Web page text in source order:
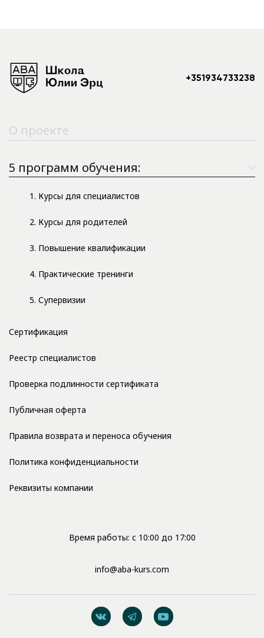
+351934733238
О проекте
5 программ обучения:
1. Курсы для специалистов
2. Курсы для родителей
3. Повышение квалификации
4. Практические тренинги
5. Супервизии
Сертификация
Реестр специалистов
Проверка подлинности сертификата
Публичная оферта
Правила возврата и переноса обучения
Политика конфиденциальности
Реквизиты компании
Время работы: с 10:00 до 17:00
info@aba-kurs.com